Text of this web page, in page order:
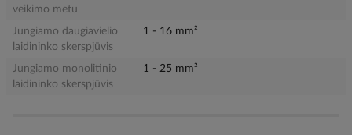
veikimo metu
Jungiamo daugiavielio
laidininko skerspjūvis
1 - 16 mm²
Jungiamo monolitinio
laidininko skerspjūvis
1 - 25 mm²